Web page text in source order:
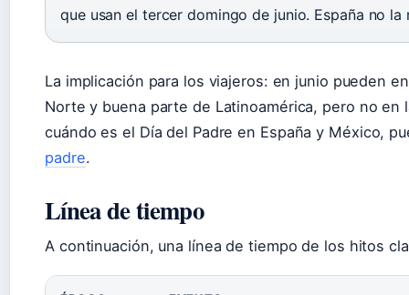
que usan el tercer domingo de junio. España no la
La implicación para los viajeros: en junio pueden
Norte y buena parte de Latinoamérica, pero no en
cuándo es el Día del Padre en España y México,
padre.
Línea de tiempo
A continuación, una línea de tiempo de los hitos